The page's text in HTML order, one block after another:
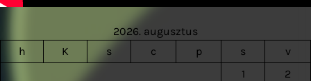
2026. augusztus
h
K s c p s
v
1
2